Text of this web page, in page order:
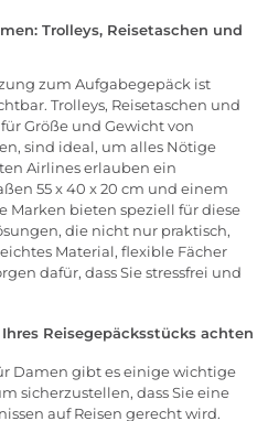
Trolleys, Reisetaschen und
zum Aufgabegepäck ist
Trolleys, Reisetaschen und
Größe und Gewicht von
sind ideal, um alles Nötige
Airlines erlauben ein
55 x 40 x 20 cm und einem
Marken bieten speziell für diese
die nicht nur praktisch,
Material, flexible Fächer
dafür, dass Sie stressfrei und
Reisegepäcksstücks achten
Damen gibt es einige wichtige
sicherzustellen, dass Sie eine
auf Reisen gerecht wird.